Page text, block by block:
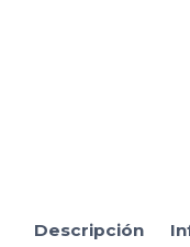
Descripción